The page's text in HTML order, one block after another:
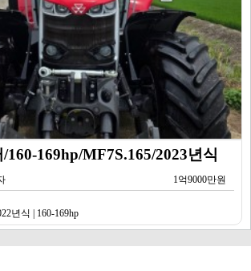
160-169hp/MF7S.165/2023년식
1억9000만원
년식 | 160-169hp